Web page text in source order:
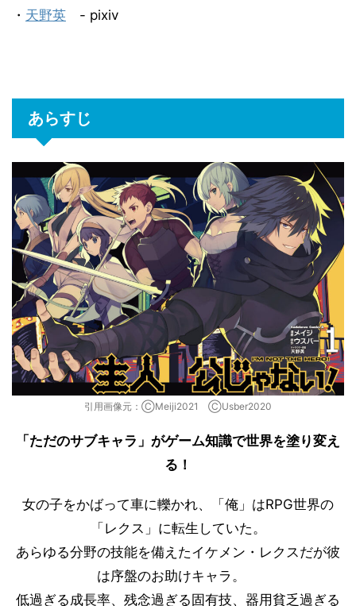
・ 天野英 - pixiv
あらすじ
引用画像元：ⒸMeiji2021 ⒸUsber2020
「ただのサブキャラ」がゲーム知識で世界を塗り変え
る！
女の子をかばって車に轢かれ、「俺」はRPG世界の
「レクス」に転生していた。
あらゆる分野の技能を備えたイケメン・レクスだが彼
は序盤のお助けキャラ。
低過ぎる成長率、残念過ぎる固有技、器用貧乏過ぎる